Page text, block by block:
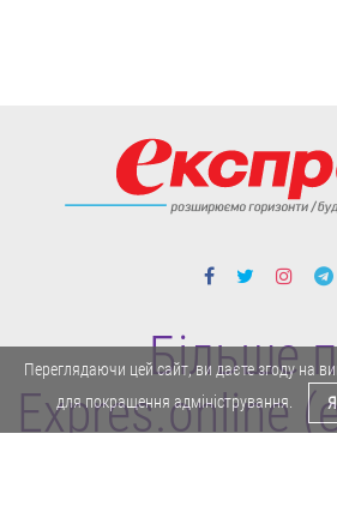
Більше
Expres.online
Переглядаючи цей сайт, ви даєте згоду на
для покращення адміністрування.